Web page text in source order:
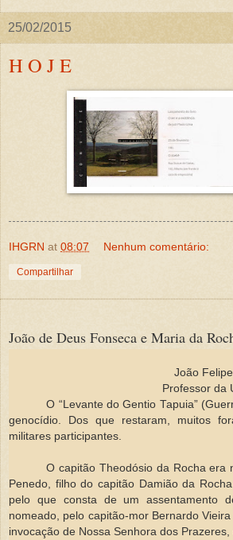
25/02/2015
H O J E
IHGRN at 08:07 Nenhum comentário:
Compartilhar
João de Deus Fonseca e Maria da
João
Professor da
O “Levante do Gentio Tapuia”
genocídio. Dos que restaram, muitos
militares participantes.
O capitão Theodósio da Rocha era
Penedo, filho do capitão Damião da
pelo que consta de um assentamento
nomeado, pelo capitão-mor Bernardo
invocação de Nossa Senhora dos